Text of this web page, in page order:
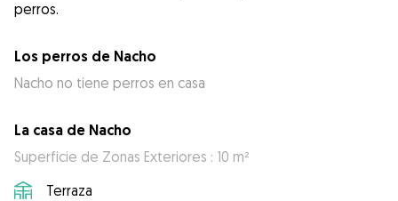
Los perros de Nacho
Nacho no tiene perros en casa
La casa de Nacho
Superficie de Zonas Exteriores : 10 m²
Terraza